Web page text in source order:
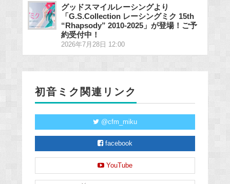
グッドスマイルレーシングより
「G.S.Collection レーシングミク 15th
“Rhapsody” 2010-2025」が登場！ご予
約受付中！
2026年7月28日 12:00
初音ミク関連リンク
@cfm_miku
facebook
YouTube